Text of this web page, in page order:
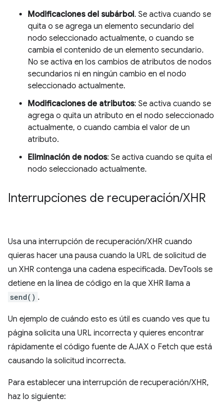
Modificaciones del subárbol. Se activa cuando se
quita o se agrega un elemento secundario del
nodo seleccionado actualmente, o cuando se
cambia el contenido de un elemento secundario.
No se activa en los cambios de atributos de nodos
secundarios ni en ningún cambio en el nodo
seleccionado actualmente.
Modificaciones de atributos: Se activa cuando se
agrega o quita un atributo en el nodo seleccionado
actualmente, o cuando cambia el valor de un
atributo.
Eliminación de nodos: Se activa cuando se quita el
nodo seleccionado actualmente.
Interrupciones de recuperación/XHR
Usa una interrupción de recuperación/XHR cuando
quieras hacer una pausa cuando la URL de solicitud de
un XHR contenga una cadena especificada. DevTools se
detiene en la línea de código en la que XHR llama a
send() .
Un ejemplo de cuándo esto es útil es cuando ves que tu
página solicita una URL incorrecta y quieres encontrar
rápidamente el código fuente de AJAX o Fetch que está
causando la solicitud incorrecta.
Para establecer una interrupción de recuperación/XHR,
haz lo siguiente: